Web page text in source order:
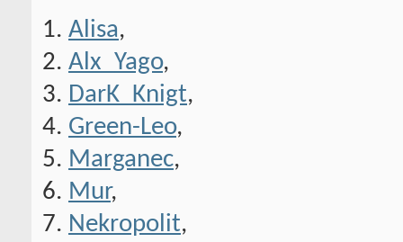
Alisa,
Alx_Yago,
DarK_Knigt,
Green-Leo,
Marganec,
Mur,
Nekropolit,